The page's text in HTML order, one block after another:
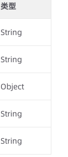
类型
String
String
Object
String
String